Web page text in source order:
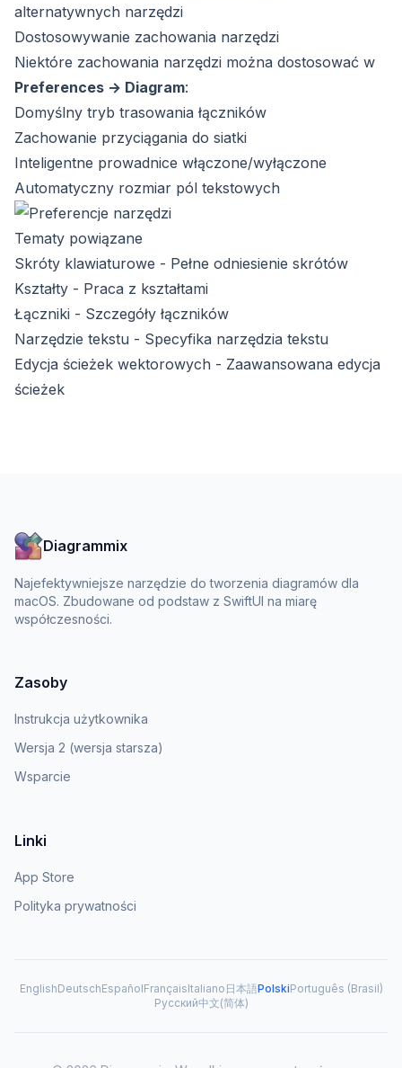
alternatywnych narzędzi
Dostosowywanie zachowania narzędzi
Niektóre zachowania narzędzi można dostosować w
Preferences → Diagram:
Domyślny tryb trasowania łączników
Zachowanie przyciągania do siatki
Inteligentne prowadnice włączone/wyłączone
Automatyczny rozmiar pól tekstowych
Tematy powiązane
Skróty klawiaturowe - Pełne odniesienie skrótów
Kształty - Praca z kształtami
Łączniki - Szczegóły łączników
Narzędzie tekstu - Specyfika narzędzia tekstu
Edycja ścieżek wektorowych - Zaawansowana edycja
ścieżek
Diagrammix
Najefektywniejsze narzędzie do tworzenia diagramów dla
macOS. Zbudowane od podstaw z SwiftUI na miarę
współczesności.
Zasoby
Instrukcja użytkownika
Wersja 2 (wersja starsza)
Wsparcie
Linki
App Store
Polityka prywatności
EnglishDeutschEspañolFrançaisItaliano 日本語PolskiPortuguês (Brasil)
Русский中文(简体)